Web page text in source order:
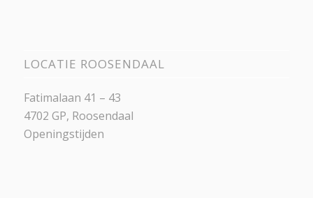
LOCATIE ROOSENDAAL
Fatimalaan 41 – 43
4702 GP, Roosendaal
Openingstijden